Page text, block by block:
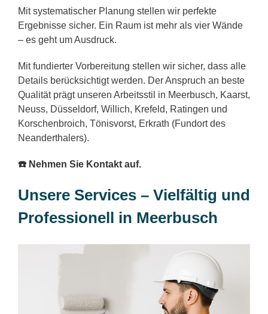
Mit systematischer Planung stellen wir perfekte
Ergebnisse sicher. Ein Raum ist mehr als vier Wände
– es geht um Ausdruck.
Mit fundierter Vorbereitung stellen wir sicher, dass alle
Details berücksichtigt werden. Der Anspruch an beste
Qualität prägt unseren Arbeitsstil in Meerbusch, Kaarst,
Neuss, Düsseldorf, Willich, Krefeld, Ratingen und
Korschenbroich, Tönisvorst, Erkrath (Fundort des
Neanderthalers).
☎️ Nehmen Sie Kontakt auf.
Unsere Services – Vielfältig und
Professionell in Meerbusch